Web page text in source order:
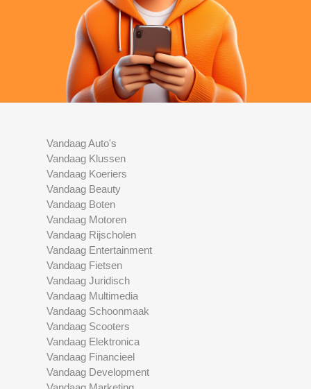
Vandaag Auto's
Vandaag Klussen
Vandaag Koeriers
Vandaag Beauty
Vandaag Boten
Vandaag Motoren
Vandaag Rijscholen
Vandaag Entertainment
Vandaag Fietsen
Vandaag Juridisch
Vandaag Multimedia
Vandaag Schoonmaak
Vandaag Scooters
Vandaag Elektronica
Vandaag Financieel
Vandaag Development